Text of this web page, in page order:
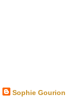
Sophie Gourion